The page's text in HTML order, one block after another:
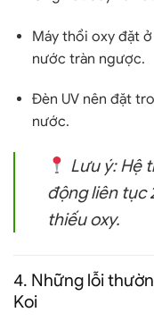
Máy thổi oxyđặt ở
nước tràn ngược.
Đèn UVnên đặt
nước.
Lưu ý:Hệ
động liên tục
thiếu oxy.
4. Những lỗi
Koi